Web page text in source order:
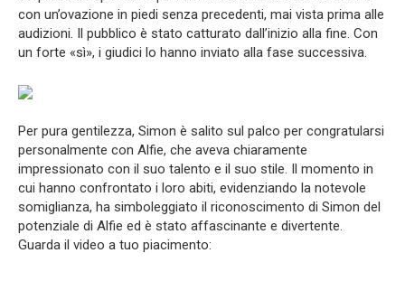
con un’ovazione in piedi senza precedenti, mai vista prima alle
audizioni. Il pubblico è stato catturato dall’inizio alla fine. Con
un forte «sì», i giudici lo hanno inviato alla fase successiva.
Per pura gentilezza, Simon è salito sul palco per congratularsi
personalmente con Alfie, che aveva chiaramente
impressionato con il suo talento e il suo stile. Il momento in
cui hanno confrontato i loro abiti, evidenziando la notevole
somiglianza, ha simboleggiato il riconoscimento di Simon del
potenziale di Alfie ed è stato affascinante e divertente.
Guarda il video a tuo piacimento: